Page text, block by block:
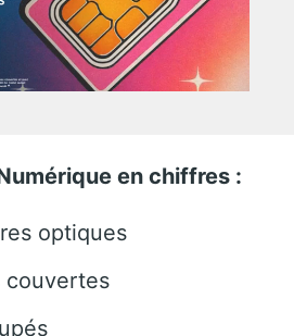
en chiffres :
optiques
couvertes